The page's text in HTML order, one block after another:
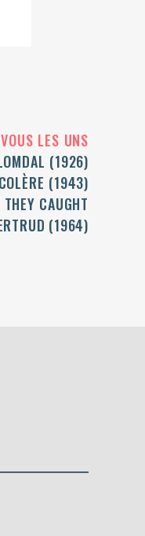
LES UNS
(1926)
(1943)
THEY CAUGHT
(1964)